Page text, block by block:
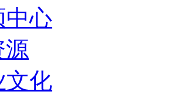
中心
源
文化